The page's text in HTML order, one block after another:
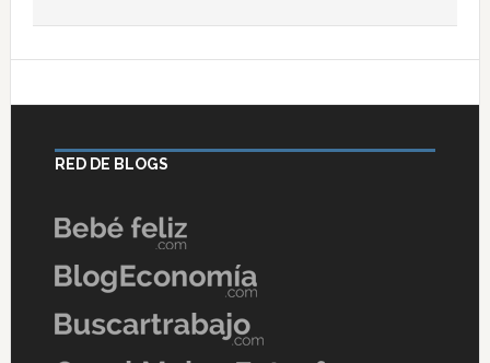
RED DE BLOGS